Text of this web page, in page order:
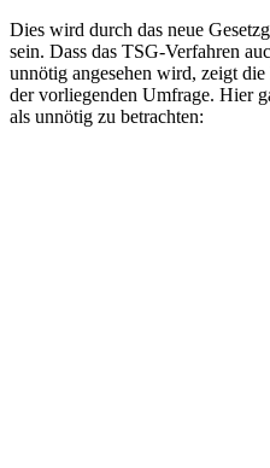
Dies wird durch das neue
sein. Dass das TSG-Verfahren
unnötig angesehen wird, zeigt
der vorliegenden Umfrage. Hier
als unnötig zu betrachten: